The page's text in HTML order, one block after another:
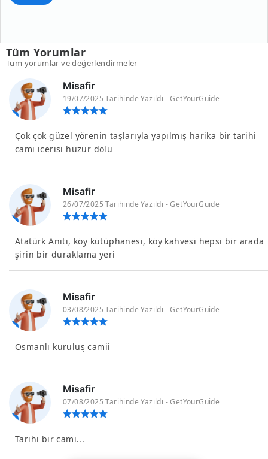
Tüm Yorumlar
Tüm yorumlar ve değerlendirmeler
Misafir
19/07/2025 Tarihinde Yazıldı - GetYourGuide
Çok çok güzel yörenin taşlarıyla yapılmış harika bir tarihi
cami icerisi huzur dolu
Misafir
26/07/2025 Tarihinde Yazıldı - GetYourGuide
Atatürk Anıtı, köy kütüphanesi, köy kahvesi hepsi bir arada
şirin bir duraklama yeri
Misafir
03/08/2025 Tarihinde Yazıldı - GetYourGuide
Osmanlı kuruluş camii
Misafir
07/08/2025 Tarihinde Yazıldı - GetYourGuide
Tarihi bir cami...